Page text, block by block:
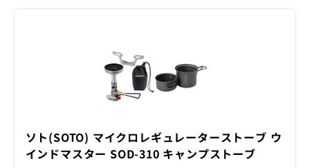
ソト(SOTO) マイクロレギュレーターストーブ ウ
インドマスター SOD-310 キャンプストーブ